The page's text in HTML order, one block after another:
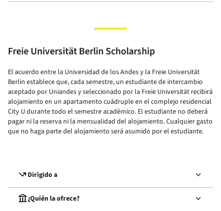
Freie Universität Berlin Scholarship
El acuerdo entre la Universidad de los Andes y la Freie Universität
Berlin establece que, cada semestre, un estudiante de intercambio
aceptado por Uniandes y seleccionado por la Freie Universität recibirá
alojamiento en un apartamento cuádruple en el complejo residencial
City U durante todo el semestre académico. El estudiante no deberá
pagar ni la reserva ni la mensualidad del alojamiento. Cualquier gasto
que no haga parte del alojamiento será asumido por el estudiante.
call_missed_outgoing Dirigido a
keyboard_arrow_down
account_balance¿Quién la ofrece?
keyboard_arrow_down